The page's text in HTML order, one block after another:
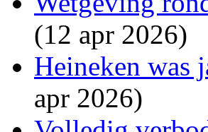
(12 apr 2026)
Heineken was
apr 2026)